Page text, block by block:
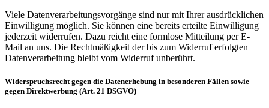
Viele Datenverarbeitungsvorgänge sind nur mit Ihrer ausdrücklichen
Einwilligung möglich. Sie können eine bereits erteilte Einwilligung
jederzeit widerrufen. Dazu reicht eine formlose Mitteilung per E-
Mail an uns. Die Rechtmäßigkeit der bis zum Widerruf erfolgten
Datenverarbeitung bleibt vom Widerruf unberührt.
Widerspruchsrecht gegen die Datenerhebung in besonderen Fällen sowie
gegen Direktwerbung (Art. 21 DSGVO)